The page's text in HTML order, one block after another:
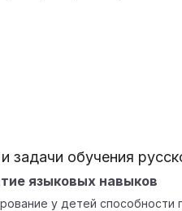
задачи обучения
языковых навыков
у детей способности